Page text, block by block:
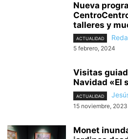
Nueva
talleres y
ACTUALIDAD
5 febrero, 2024
Visitas
Navidad «El
ACTUALIDAD
15 noviembre, 2023
Monet